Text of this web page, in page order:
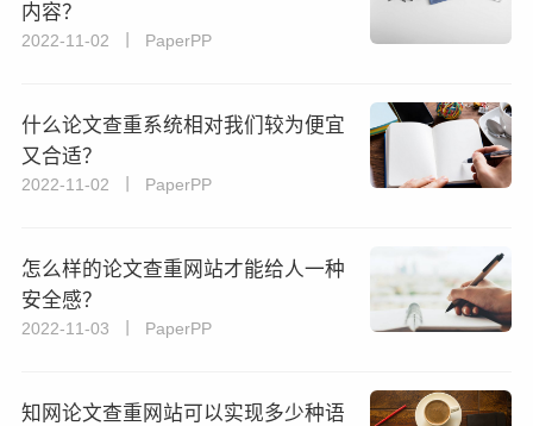
内容？
2022-11-02 丨 PaperPP
什么论文查重系统相对我们较为便宜
又合适？
2022-11-02 丨 PaperPP
怎么样的论文查重网站才能给人一种
安全感？
2022-11-03 丨 PaperPP
知网论文查重网站可以实现多少种语